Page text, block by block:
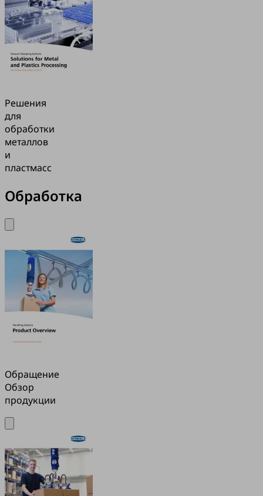
Решения
для
обработки
металлов
и
пластмасс
Обработка
Обращение
Обзор
продукции